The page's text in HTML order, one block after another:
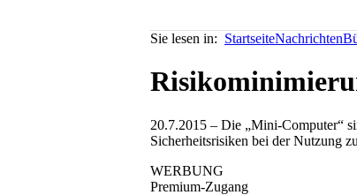
Sie lesen in: StartseiteNachrichten
20.7.2015 – Die „Mini-Computer“
Sicherheitsrisiken bei der Nutzung
WERBUNG
Premium-Zugang